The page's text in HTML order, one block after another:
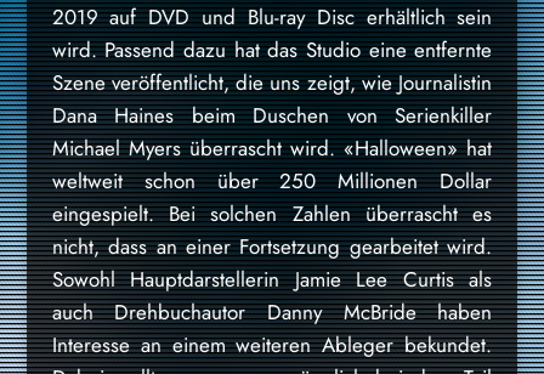
2019 auf DVD und Blu-ray Disc erhältlich sein
wird. Passend dazu hat das Studio eine entfernte
Szene veröffentlicht, die uns zeigt, wie Journalistin
Dana Haines beim Duschen von Serienkiller
Michael Myers überrascht wird. «Halloween» hat
weltweit schon über 250 Millionen Dollar
eingespielt. Bei solchen Zahlen überrascht es
nicht, dass an einer Fortsetzung gearbeitet wird.
Sowohl Hauptdarstellerin Jamie Lee Curtis als
auch Drehbuchautor Danny McBride haben
Interesse an einem weiteren Ableger bekundet.